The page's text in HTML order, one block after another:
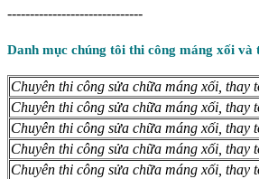
------------------------------
Danh mục chúng tôi thi công máng xối và
Chuyên thi công sửa chữa máng xối, thay
Chuyên thi công sửa chữa máng xối, thay
Chuyên thi công sửa chữa máng xối, thay
Chuyên thi công sửa chữa máng xối, thay
Chuyên thi công sửa chữa máng xối, thay